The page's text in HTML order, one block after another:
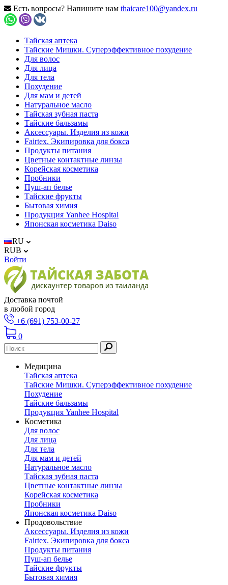
Есть вопросы? Напишите нам thaicare100@yandex.ru
Тайская аптека
Тайские Мишки. Суперэффективное похудение
Для волос
Для лица
Для тела
Похудение
Для мам и детей
Натуральное масло
Тайская зубная паста
Тайские бальзамы
Аксессуары. Изделия из кожи
Fairtex. Экипировка для бокса
Продукты питания
Цветные контактные линзы
Корейская косметика
Пробники
Пуш-ап белье
Тайские фрукты
Бытовая химия
Продукция Yanhee Hospital
Японская косметика Daiso
RU
RUB
Войти
Доставка почтой
в любой город
+6 (691) 753-00-27
0
Медицина
Тайская аптека
Тайские Мишки. Суперэффективное похудение
Похудение
Тайские бальзамы
Продукция Yanhee Hospital
Косметика
Для волос
Для лица
Для тела
Для мам и детей
Натуральное масло
Тайская зубная паста
Цветные контактные линзы
Корейская косметика
Пробники
Японская косметика Daiso
Продовольствие
Аксессуары. Изделия из кожи
Fairtex. Экипировка для бокса
Продукты питания
Пуш-ап белье
Тайские фрукты
Бытовая химия